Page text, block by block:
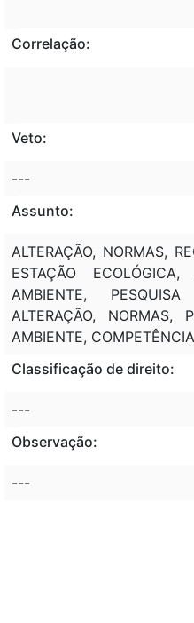
Correlação:
Veto:
---
Assunto:
ALTERAÇÃO, NORMAS,
ESTAÇÃO
AMBIENTE,
ALTERAÇÃO, NORMAS,
AMBIENTE,
Classificação de direito:
---
Observação:
---